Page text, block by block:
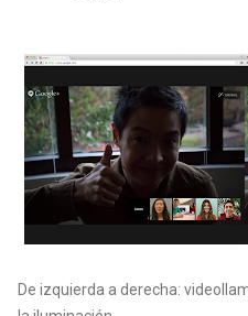
De izquierda a derecha: